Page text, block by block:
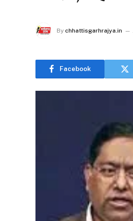
By chhattisgarhrajya.in
Facebook